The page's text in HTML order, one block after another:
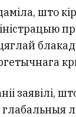
што
заявілі,